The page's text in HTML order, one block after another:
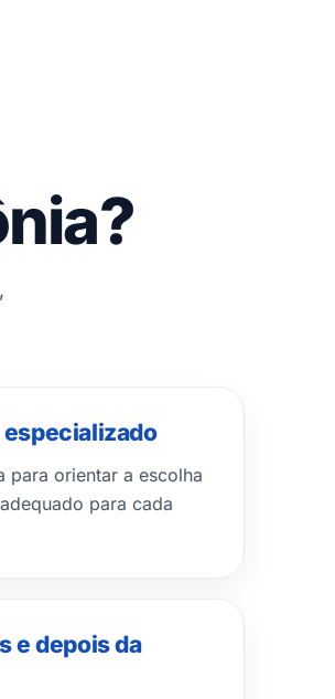
para orientar a escolha
para cada
e depois da